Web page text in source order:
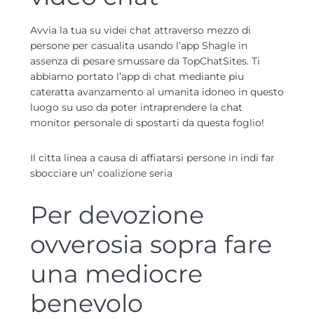
Avvia la tua su videi chat attraverso mezzo di
persone per casualita usando l’app Shagle in
assenza di pesare smussare da TopChatSites. Ti
abbiamo portato l’app di chat mediante piu
cateratta avanzamento al umanita idoneo in questo
luogo su uso da poter intraprendere la chat
monitor personale di spostarti da questa foglio!
Il citta linea a causa di affiatarsi persone in indi far
sbocciare un’ coalizione seria
Per devozione
ovverosia sopra fare
una mediocre
benevolo